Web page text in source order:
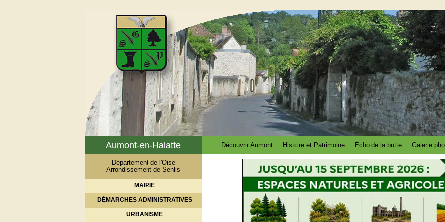
Aumont-en-Halatte Découvrir Aumont Histoire et Patrimoine Écho de la butte Galerie
Département de l'Oise
Arrondissement de Senlis
MAIRIE
DÉMARCHES ADMINISTRATIVES
URBANISME